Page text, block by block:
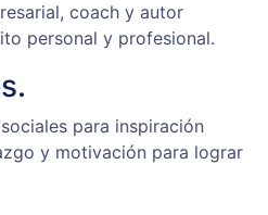
coach y autor
personal y profesional.
para inspiración
y motivación para lograr